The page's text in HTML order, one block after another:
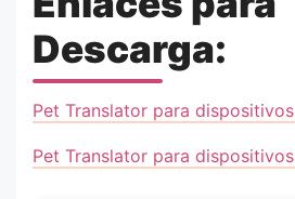
Descarga:
Pet Translator para
Pet Translator para